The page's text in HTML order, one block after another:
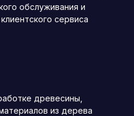
обслуживания и
сервиса
древесины,
из дерева